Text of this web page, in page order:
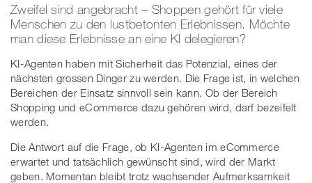
Zweifel sind angebracht – Shoppen gehört für viele
Menschen zu den lustbetonten Erlebnissen. Möchte
man diese Erlebnisse an eine KI delegieren?
KI-Agenten haben mit Sicherheit das Potenzial, eines der
nächsten grossen Dinger zu werden. Die Frage ist, in welchen
Bereichen der Einsatz sinnvoll sein kann. Ob der Bereich
Shopping und eCommerce dazu gehören wird, darf bezeifelt
werden.
Die Antwort auf die Frage, ob KI-Agenten im eCommerce
erwartet und tatsächlich gewünscht sind, wird der Markt
geben. Momentan bleibt trotz wachsender Aufmerksamkeit